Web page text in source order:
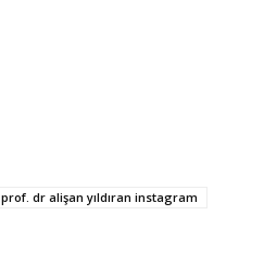
prof. dr alişan yıldıran instagram